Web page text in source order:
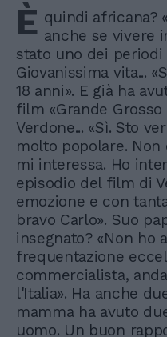
È quindi africana?
anche se vivere
stato uno dei
Giovanissima vita...
18 anni». E già ha
film «Grande
Verdone... «Sì. Sto
molto popolare.
mi interessa. Ho
episodio del film di
emozione e con
bravo Carlo». Suo
insegnato? «Non ho
frequentazione
commercialista,
l'Italia». Ha anche
mamma ha avuto
uomo. Un buon